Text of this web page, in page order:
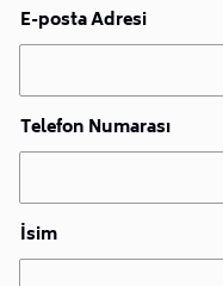
E-posta Adresi
Telefon Numarası
İsim